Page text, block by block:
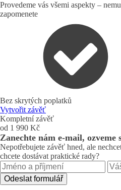
Provedeme vás všemi aspekty –
zapomenete
Bez skrytých poplatků
Vytvořit závěť
Kompletní závěť
od 1 990 Kč
Zanechte nám e-mail, ozveme
Nepotřebujete závěť hned, ale
chcete dostávat praktické rady?